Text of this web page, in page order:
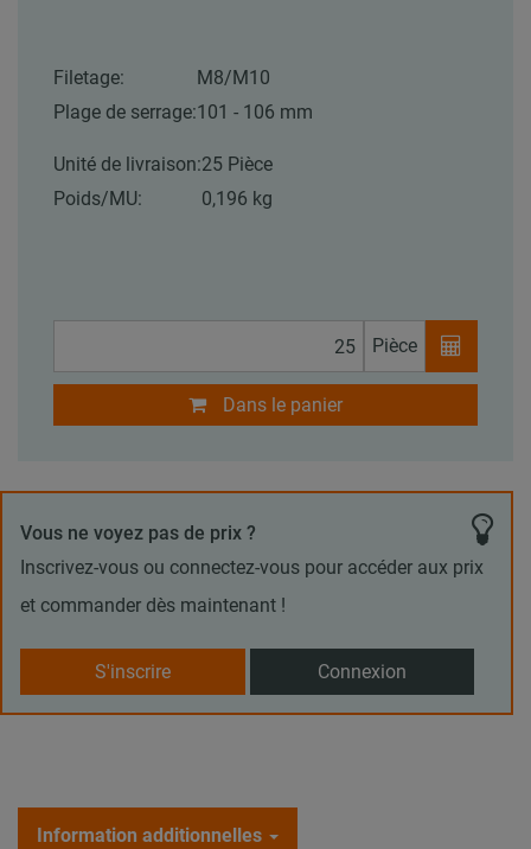
Filetage:
M8/M10
Plage de serrage:101 - 106 mm
Unité de livraison:25 Pièce
Poids/MU:
0,196 kg
Pièce
Dans le panier
Vous ne voyez pas de prix ?
Inscrivez-vous ou connectez-vous pour accéder aux prix
et commander dès maintenant !
S'inscrire Connexion
Information additionnelles